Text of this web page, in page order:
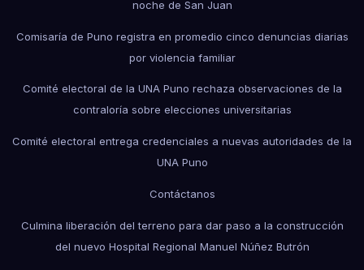
noche de San Juan
Comisaría de Puno registra en promedio cinco denuncias diarias
por violencia familiar
Comité electoral de la UNA Puno rechaza observaciones de la
contraloría sobre elecciones universitarias
Comité electoral entrega credenciales a nuevas autoridades de la
UNA Puno
Contáctanos
Culmina liberación del terreno para dar paso a la construcción
del nuevo Hospital Regional Manuel Núñez Butrón